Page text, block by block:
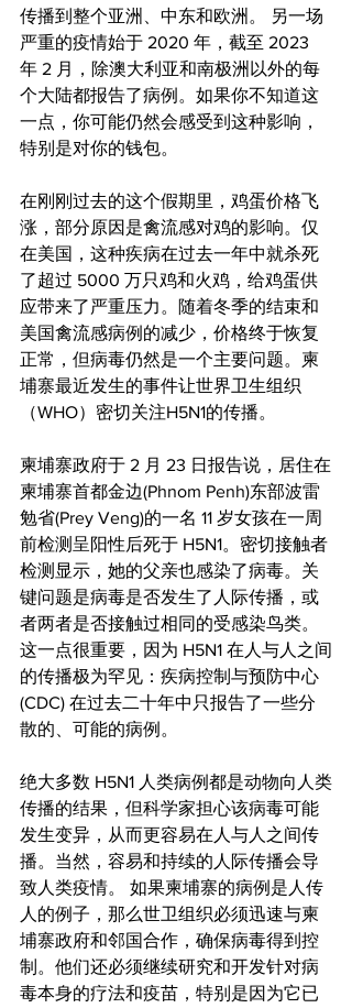
传播到整个亚洲、中东和欧洲。 另一场
严重的疫情始于 2020 年，截至 2023
年 2 月，除澳大利亚和南极洲以外的每
个大陆都报告了病例。如果你不知道这
一点，你可能仍然会感受到这种影响，
特别是对你的钱包。
在刚刚过去的这个假期里，鸡蛋价格飞
涨，部分原因是禽流感对鸡的影响。仅
在美国，这种疾病在过去一年中就杀死
了超过 5000 万只鸡和火鸡，给鸡蛋供
应带来了严重压力。随着冬季的结束和
美国禽流感病例的减少，价格终于恢复
正常，但病毒仍然是一个主要问题。柬
埔寨最近发生的事件让世界卫生组织
（WHO）密切关注H5N1的传播。
柬埔寨政府于 2 月 23 日报告说，居住在
柬埔寨首都金边(Phnom Penh)东部波雷
勉省(Prey Veng)的一名 11 岁女孩在一周
前检测呈阳性后死于 H5N1。密切接触者
检测显示，她的父亲也感染了病毒。关
键问题是病毒是否发生了人际传播，或
者两者是否接触过相同的受感染鸟类。
这一点很重要，因为 H5N1 在人与人之间
的传播极为罕见：疾病控制与预防中心
(CDC) 在过去二十年中只报告了一些分
散的、可能的病例。
绝大多数 H5N1 人类病例都是动物向人类
传播的结果，但科学家担心该病毒可能
发生变异，从而更容易在人与人之间传
播。当然，容易和持续的人际传播会导
致人类疫情。 如果柬埔寨的病例是人传
人的例子，那么世卫组织必须迅速与柬
埔寨政府和邻国合作，确保病毒得到控
制。他们还必须继续研究和开发针对病
毒本身的疗法和疫苗，特别是因为它已